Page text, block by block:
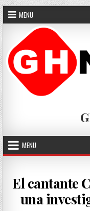
Skip
to
content
MENU
MENU
El cantante
una